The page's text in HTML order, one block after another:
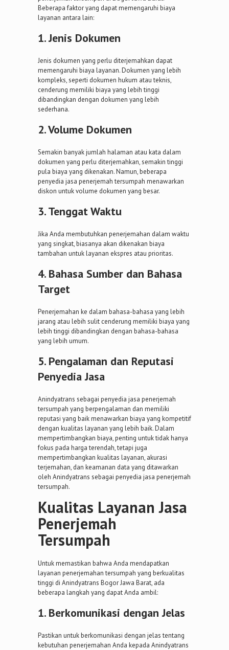
Beberapa faktor yang dapat memengaruhi biaya
layanan antara lain:
1. Jenis Dokumen
Jenis dokumen yang perlu diterjemahkan dapat
memengaruhi biaya layanan. Dokumen yang lebih
kompleks, seperti dokumen hukum atau teknis,
cenderung memiliki biaya yang lebih tinggi
dibandingkan dengan dokumen yang lebih
sederhana.
2. Volume Dokumen
Semakin banyak jumlah halaman atau kata dalam
dokumen yang perlu diterjemahkan, semakin tinggi
pula biaya yang dikenakan. Namun, beberapa
penyedia jasa penerjemah tersumpah menawarkan
diskon untuk volume dokumen yang besar.
3. Tenggat Waktu
Jika Anda membutuhkan penerjemahan dalam waktu
yang singkat, biasanya akan dikenakan biaya
tambahan untuk layanan ekspres atau prioritas.
4. Bahasa Sumber dan Bahasa
Target
Penerjemahan ke dalam bahasa-bahasa yang lebih
jarang atau lebih sulit cenderung memiliki biaya yang
lebih tinggi dibandingkan dengan bahasa-bahasa
yang lebih umum.
5. Pengalaman dan Reputasi
Penyedia Jasa
Anindyatrans sebagai penyedia jasa penerjemah
tersumpah yang berpengalaman dan memiliki
reputasi yang baik menawarkan biaya yang kompetitif
dengan kualitas layanan yang lebih baik. Dalam
mempertimbangkan biaya, penting untuk tidak hanya
fokus pada harga terendah, tetapi juga
mempertimbangkan kualitas layanan, akurasi
terjemahan, dan keamanan data yang ditawarkan
oleh Anindyatrans sebagai penyedia jasa penerjemah
tersumpah.
Kualitas Layanan Jasa
Penerjemah
Tersumpah
Untuk memastikan bahwa Anda mendapatkan
layanan penerjemahan tersumpah yang berkualitas
tinggi di Anindyatrans Bogor Jawa Barat, ada
beberapa langkah yang dapat Anda ambil:
1. Berkomunikasi dengan Jelas
Pastikan untuk berkomunikasi dengan jelas tentang
kebutuhan penerjemahan Anda kepada Anindyatrans